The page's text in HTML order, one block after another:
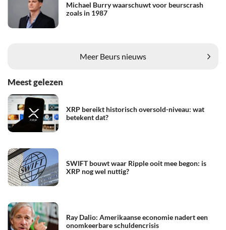
Michael Burry waarschuwt voor beurscrash
zoals in 1987
Meer Beurs nieuws
Meest gelezen
XRP bereikt historisch oversold-niveau: wat
betekent dat?
SWIFT bouwt waar Ripple ooit mee begon: is
XRP nog wel nuttig?
Ray Dalio: Amerikaanse economie nadert een
onomkeerbare schuldencrisis